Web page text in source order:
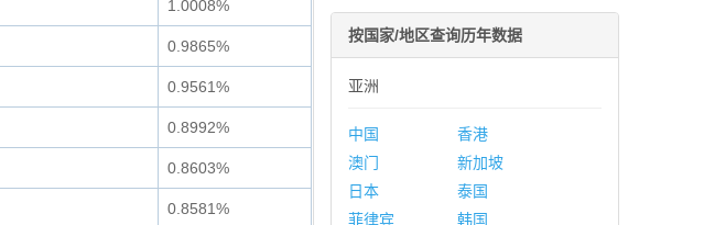
1.0008%
0.9865%
0.9561%
0.8992%
0.8603%
0.8581%
按国家/地区查询历年数据
亚洲
中国
香港
澳门
新加坡
日本
泰国
菲律宾
韩国